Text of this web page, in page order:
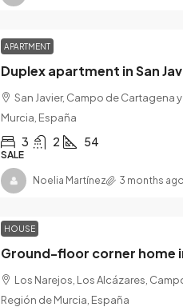
APARTMENT
Duplex apartment in San
San Javier, Campo de Cartagena
Murcia, España
3 2 54
SALE
Noelia Martínez 3 months ago
HOUSE
Ground-floor corner home
Los Narejos, Los Alcázares,
Región de Murcia, España